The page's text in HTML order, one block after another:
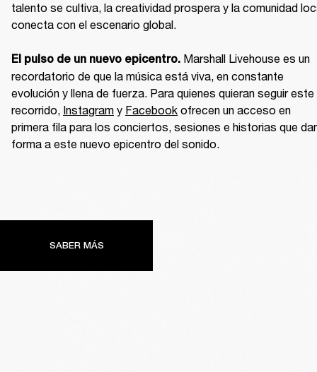
talento se cultiva, la creatividad prospera y la comunidad
conecta con el escenario global.
El pulso de un nuevo epicentro. Marshall Livehouse es un
recordatorio de que la música está viva, en constante
evolución y llena de fuerza. Para quienes quieran seguir este
recorrido, Instagram y Facebook ofrecen un acceso en
primera fila para los conciertos, sesiones e historias que
forma a este nuevo epicentro del sonido.
SABER MÁS